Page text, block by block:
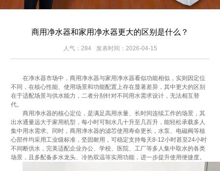
商用净水器和家用净水器更大的区别是什么？
人气：284 发表时间：2026-04-15
在净水器市场中，商用净水器与家用净水器看似功能相似，实则因定位
不同，在核心性能、使用场景和功能配置上存在显著差异，其中更大的区别
在于适配场景与供水能力，二者分别针对不同用水需求设计，无法相互替
代。
商用净水器的核心定位，是满足高用水量、长时间连续工作的场景，其
出水通量远大于家用机型，每小时可制水几十升至几百升，能轻松承载多人
集中用水需求。同时，商用净水器的滤芯使用寿命更长，水泵、电磁阀等核
心部件均采用工业级标准，坚固耐用，可稳定支持每天8-12小时甚至24小时
不间断供水，完美适配企业办公、学校、医院、工厂等多人集中取水的各类
场景，且多配备多水龙头、冷热双温等实用功能，进一步提升使用便捷度。